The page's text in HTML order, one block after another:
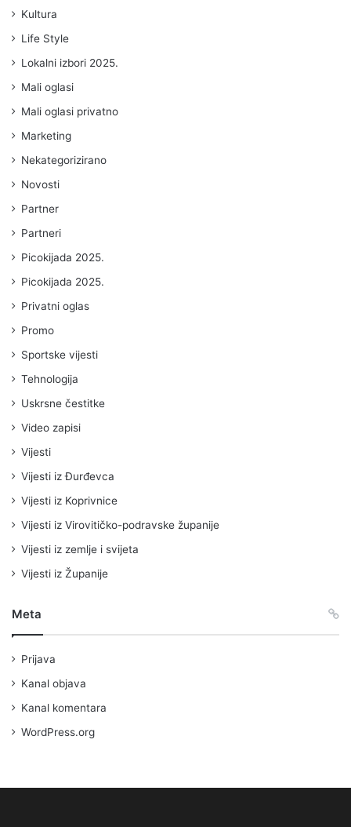
Kultura
Life Style
Lokalni izbori 2025.
Mali oglasi
Mali oglasi privatno
Marketing
Nekategorizirano
Novosti
Partner
Partneri
Picokijada 2025.
Picokijada 2025.
Privatni oglas
Promo
Sportske vijesti
Tehnologija
Uskrsne čestitke
Video zapisi
Vijesti
Vijesti iz Đurđevca
Vijesti iz Koprivnice
Vijesti iz Virovitičko-podravske županije
Vijesti iz zemlje i svijeta
Vijesti iz Županije
Meta
Prijava
Kanal objava
Kanal komentara
WordPress.org